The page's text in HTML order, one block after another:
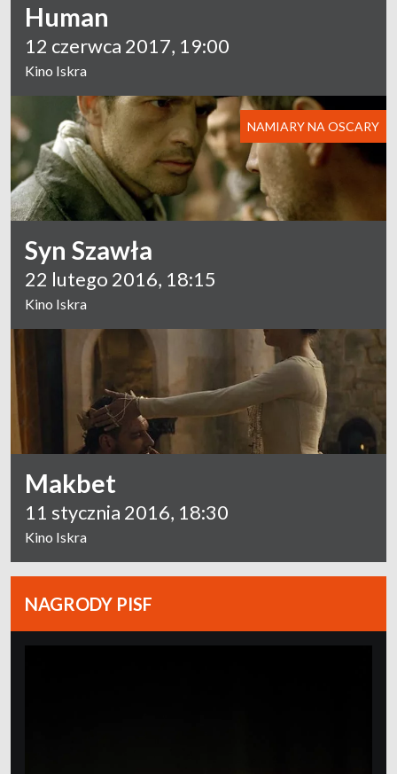
Human
12 czerwca 2017, 19:00
Kino Iskra
Syn Szawła
22 lutego 2016, 18:15
Kino Iskra
NAMIARY NA OSCARY
Makbet
11 stycznia 2016, 18:30
Kino Iskra
NAGRODY PISF